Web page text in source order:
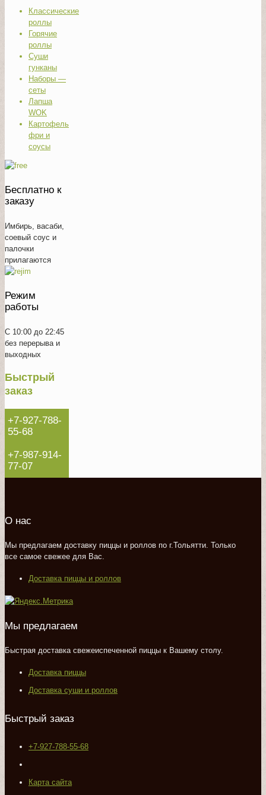
Классические
роллы
Горячие
роллы
Суши
гунканы
Наборы —
сеты
Лапша
WOK
Картофель
фри и
соусы
Бесплатно к
заказу
Имбирь, васаби,
соевый соус и
палочки
прилагаются
Режим
работы
С 10:00 до 22:45
без перерыва и
выходных
Быстрый
заказ
+7-927-788-
55-68
+7-987-914-
77-07
О нас
Мы предлагаем доставку пиццы и роллов по г.Тольятти. Только
все самое свежее для Вас.
Доставка пиццы и роллов
Мы предлагаем
Быстрая доставка свежеиспеченной пиццы к Вашему столу.
Доставка пиццы
Доставка суши и роллов
Быстрый заказ
+7-927-788-55-68
Карта сайта